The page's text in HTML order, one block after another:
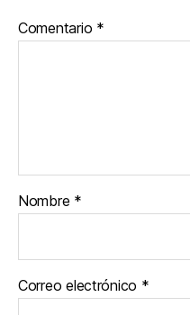
Comentario *
Nombre *
Correo electrónico *